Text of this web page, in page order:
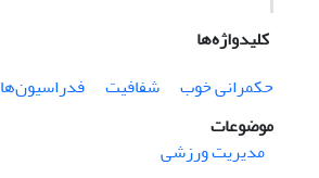
کلیدواژه‌ها
حکمرانی خوب
شفافیت
موضوعات
مدیریت ورزشی